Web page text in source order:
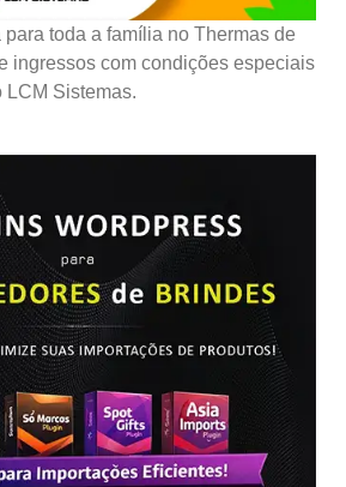
toda a família no Thermas de
ingressos com condições especiais
LCM Sistemas.